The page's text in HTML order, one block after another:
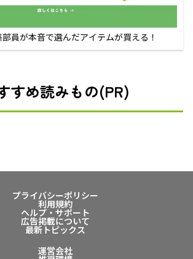
員が本音で選んだアイテムが買える！
すめ読みもの(PR)
プライバシーポリシー
利用規約
ヘルプ・サポート
広告掲載について
最新トピックス
運営会社